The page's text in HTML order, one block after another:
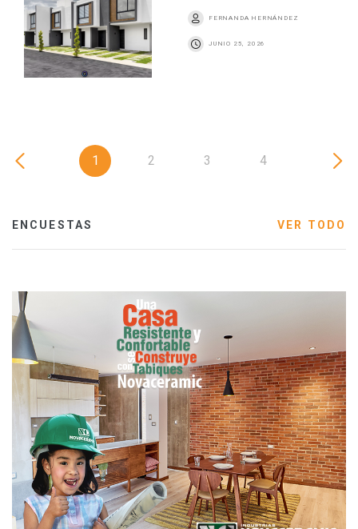
FERNANDA HERNÁNDEZ
JUNIO 25, 2026
1 2 3 4
ENCUESTAS VER TODO